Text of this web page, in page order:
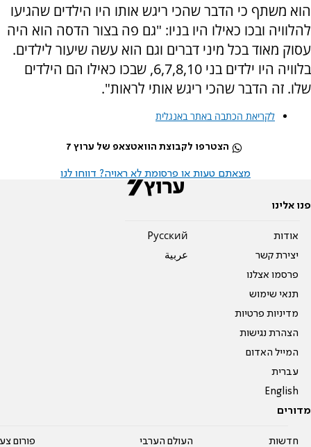
הוא משתף כי הדבר שהכי ריגש אותו היו הילדים שהגיעו
להלוויה ובכו כאילו היו בניו: "גם פה בצור הדסה הוא היה
עסוק מאוד בכל מיני דברים וגם הוא עשה שיעור לילדים.
בלוויה היו ילדים בני 6,7,8,10, שבכו כאילו הם הילדים
שלו. זה הדבר שהכי ריגש אותי לראות".
לקריאת הכתבה באתר באנגלית
הצטרפו לקבוצת הוואטצאפ של ערוץ 7
מצאתם טעות או פרסומת לא ראויה? דווחו לנו
פנו אלינו
אודות
יצירת קשר
פרסמו אצלנו
תנאי שימוש
מדיניות פרטיות
הצהרת נגישות
המייל האדום
עברית
English
Pусский
عربية
מדורים
חדשות
העולם הערבי
פורום